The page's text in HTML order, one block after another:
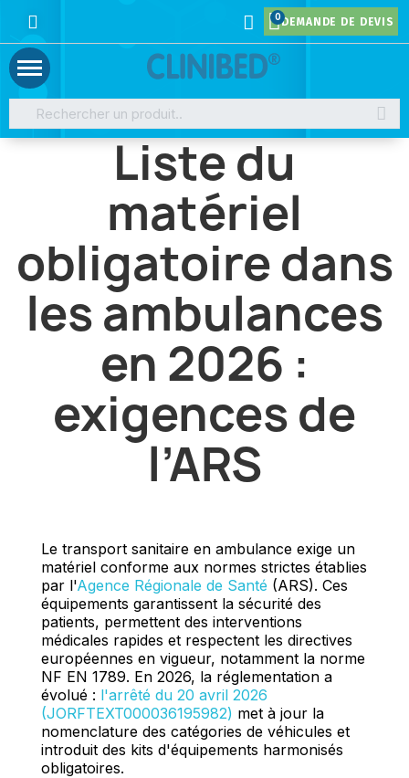
DEMANDE DE DEVIS
Liste du
matériel
obligatoire dans
les ambulances
en 2026 :
exigences de
l’ARS
Le transport sanitaire en ambulance exige un
matériel conforme aux normes strictes établies
par l'Agence Régionale de Santé (ARS). Ces
équipements garantissent la sécurité des
patients, permettent des interventions
médicales rapides et respectent les directives
européennes en vigueur, notamment la norme
NF EN 1789. En 2026, la réglementation a
évolué : l'arrêté du 20 avril 2026
(JORFTEXT000036195982) met à jour la
nomenclature des catégories de véhicules et
introduit des kits d'équipements harmonisés
obligatoires.